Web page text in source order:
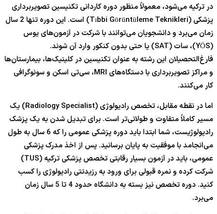
در ترکیه می‌شود، معمولاً منظور دوره کاردانی تکنیسین تصویربرداری
پزشکی (Tıbbi Görüntüleme Teknikleri) است. این دوره تنها 2 سال
زمان می‌برد و دانشجویان می‌توانند با شرکت در آزمون‌های یوس
(YÖS)، سات (SAT) یا حتی بدون کنکور وارد آن شوند.
فارغ‌التحصیلان این رشته به عنوان تکنیسین در کلینیک‌ها، بیمارستان‌ها
و مراکز تصویربرداری با دستگاه‌های MRI، سی‌تی اسکن و سونوگرافی
کار می‌کنند.
اما در نقطه مقابل، تخصص رادیولوژی (Radiology Specialist) یک
مسیر کاملاً متفاوت و طولانی‌تر است. برای تبدیل شدن به یک پزشک
رادیولوژیست، شما ابتدا باید دوره پزشکی عمومی را که 6 سال به طول
می‌انجامد با موفقیت به پایان برسانید. پس از اخذ مدرک پزشکی
عمومی، باید در آزمون بسیار رقابتی تخصص پزشکی ترکیه (TUS)
شرکت کرده و نمره قبولی برای ورود به رزیدنتی رادیولوژی را کسب
کنید. دوره تخصص نیز بسته به دانشگاه حدود 4 تا 5 سال زمان
می‌برد.